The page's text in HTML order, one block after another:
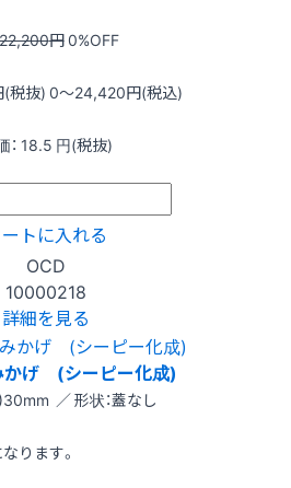
円0%OFF
(税抜)0〜24,420円(税込)
： 18.5 円(税抜)
トに入れる
OCD
10000218
詳細を見る
かげ (シーピー化成)
／ 形状：蓋なし
ります。